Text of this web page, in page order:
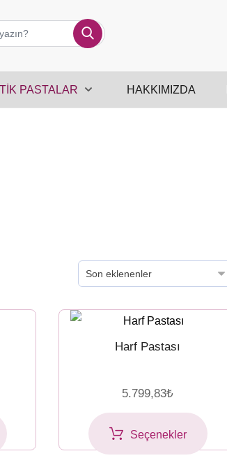
PASTALAR HAKKIMIZDA
Harf Pastası
5.799,83₺
Seçenekler